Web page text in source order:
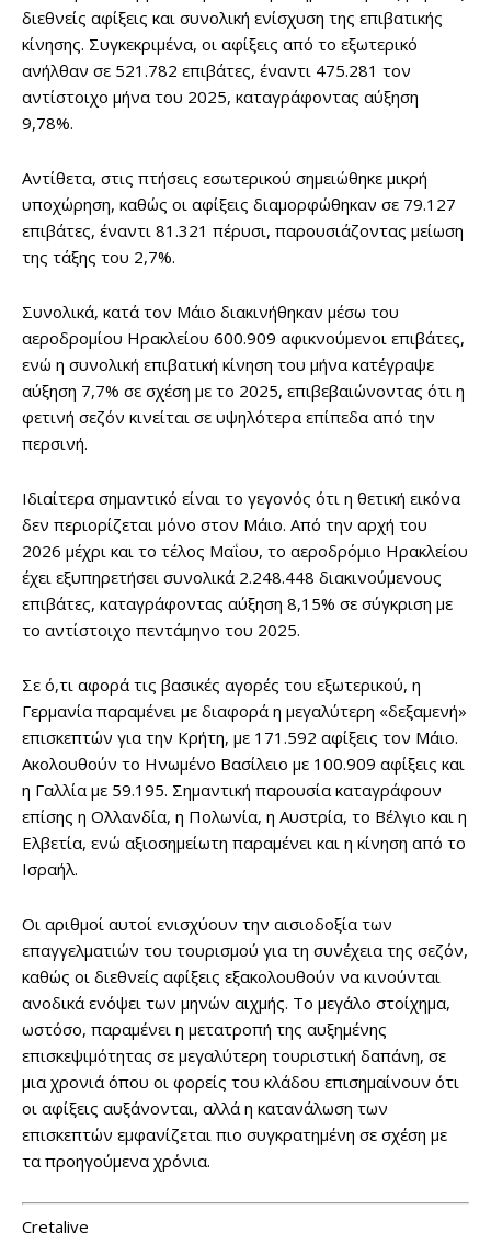
διεθνείς αφίξεις και συνολική ενίσχυση της επιβατικής
κίνησης. Συγκεκριμένα, οι αφίξεις από το εξωτερικό
ανήλθαν σε 521.782 επιβάτες, έναντι 475.281 τον
αντίστοιχο μήνα του 2025, καταγράφοντας αύξηση
9,78%.
Αντίθετα, στις πτήσεις εσωτερικού σημειώθηκε μικρή
υποχώρηση, καθώς οι αφίξεις διαμορφώθηκαν σε 79.127
επιβάτες, έναντι 81.321 πέρυσι, παρουσιάζοντας μείωση
της τάξης του 2,7%.
Συνολικά, κατά τον Μάιο διακινήθηκαν μέσω του
αεροδρομίου Ηρακλείου 600.909 αφικνούμενοι επιβάτες,
ενώ η συνολική επιβατική κίνηση του μήνα κατέγραψε
αύξηση 7,7% σε σχέση με το 2025, επιβεβαιώνοντας ότι η
φετινή σεζόν κινείται σε υψηλότερα επίπεδα από την
περσινή.
Ιδιαίτερα σημαντικό είναι το γεγονός ότι η θετική εικόνα
δεν περιορίζεται μόνο στον Μάιο. Από την αρχή του
2026 μέχρι και το τέλος Μαΐου, το αεροδρόμιο Ηρακλείου
έχει εξυπηρετήσει συνολικά 2.248.448 διακινούμενους
επιβάτες, καταγράφοντας αύξηση 8,15% σε σύγκριση με
το αντίστοιχο πεντάμηνο του 2025.
Σε ό,τι αφορά τις βασικές αγορές του εξωτερικού, η
Γερμανία παραμένει με διαφορά η μεγαλύτερη «δεξαμενή»
επισκεπτών για την Κρήτη, με 171.592 αφίξεις τον Μάιο.
Ακολουθούν το Ηνωμένο Βασίλειο με 100.909 αφίξεις και
η Γαλλία με 59.195. Σημαντική παρουσία καταγράφουν
επίσης η Ολλανδία, η Πολωνία, η Αυστρία, το Βέλγιο και η
Ελβετία, ενώ αξιοσημείωτη παραμένει και η κίνηση από το
Ισραήλ.
Οι αριθμοί αυτοί ενισχύουν την αισιοδοξία των
επαγγελματιών του τουρισμού για τη συνέχεια της σεζόν,
καθώς οι διεθνείς αφίξεις εξακολουθούν να κινούνται
ανοδικά ενόψει των μηνών αιχμής. Το μεγάλο στοίχημα,
ωστόσο, παραμένει η μετατροπή της αυξημένης
επισκεψιμότητας σε μεγαλύτερη τουριστική δαπάνη, σε
μια χρονιά όπου οι φορείς του κλάδου επισημαίνουν ότι
οι αφίξεις αυξάνονται, αλλά η κατανάλωση των
επισκεπτών εμφανίζεται πιο συγκρατημένη σε σχέση με
τα προηγούμενα χρόνια.
Cretalive